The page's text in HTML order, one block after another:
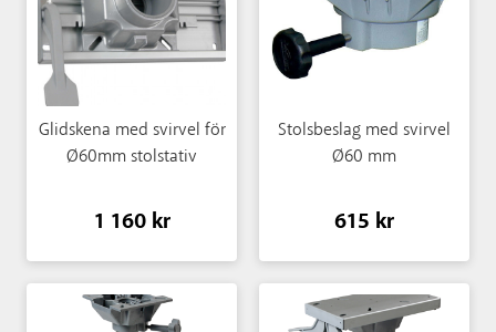
Glidskena med svirvel för
Ø60mm stolstativ
1 160 kr
Stolsbeslag med svirvel
Ø60 mm
615 kr